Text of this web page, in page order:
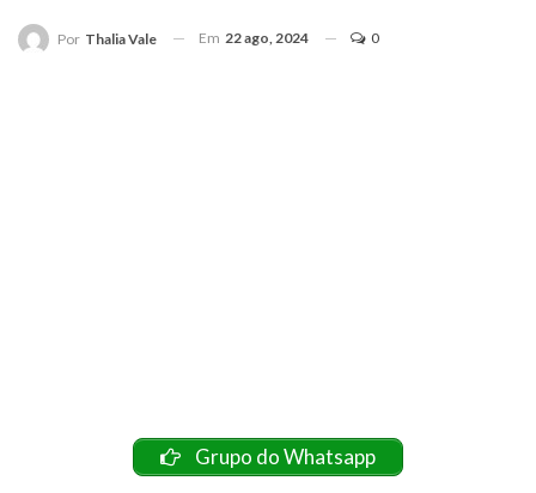
Por Thalia Vale Em 22 ago, 2024 0
Grupo do Whatsapp